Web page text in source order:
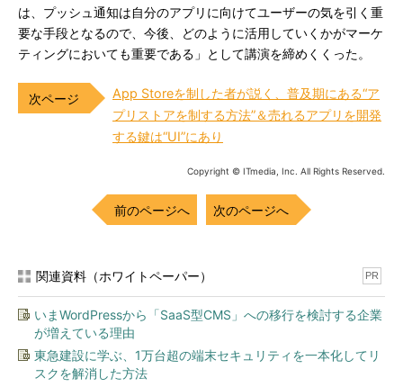
は、プッシュ通知は自分のアプリに向けてユーザーの気を引く重
要な手段となるので、今後、どのように活用していくかがマーケ
ティングにおいても重要である」として講演を締めくくった。
App Storeを制した者が説く、普及期にある“ア
プリストアを制する方法”＆売れるアプリを開発
する鍵は“UI”にあり
Copyright © ITmedia, Inc. All Rights Reserved.
前のページへ 次のページへ
関連資料（ホワイトペーパー） PR
いまWordPressから「SaaS型CMS」への移行を検討する企業
が増えている理由
東急建設に学ぶ、1万台超の端末セキュリティを一本化してリ
スクを解消した方法